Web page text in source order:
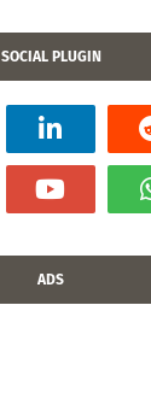
SOCIAL PLUGIN
ADS